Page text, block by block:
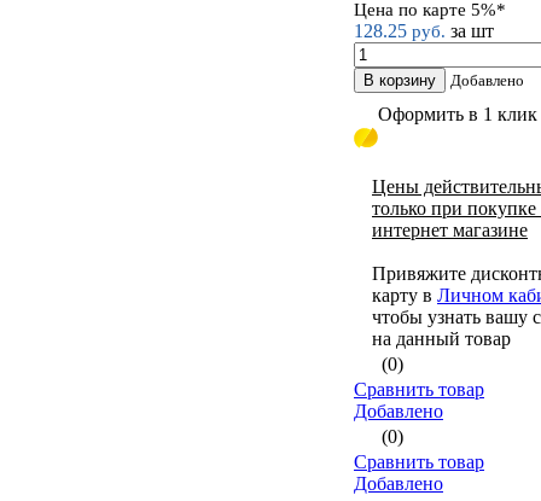
Цена по карте 5%*
128.25 руб. за шт
В корзину Добавлено
Оформить в 1 клик
Цены
только при покупке
интернет магазине
Привяжите
карту в Личном
чтобы узнать вашу
на данный товар
(0)
Сравнить товар
Добавлено
(0)
Сравнить товар
Добавлено